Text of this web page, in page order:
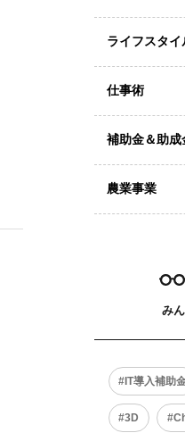
ライフスタイ
仕事術
補助金＆助成
農業事業
み
IT導入補助
3D